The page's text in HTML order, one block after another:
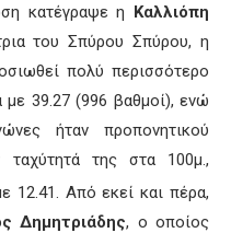
κατέγραψε η Καλλιόπη
του Σπύρου Σπύρου, η
πολύ περισσότερο
με 39.27 (996 βαθμοί), ενώ
ήταν προπονητικού
ταχύτητά της στα 100μ.,
12.41. Από εκεί και πέρα,
Δημητριάδης, ο οποίος